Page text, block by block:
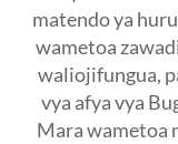
matendo ya
wametoa
waliojifungua,
vya afya vya
Mara wametoa